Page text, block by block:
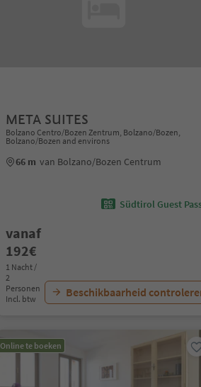
META SUITES
Bolzano Centro/Bozen Zentrum, Bolzano/Bozen,
Bolzano/Bozen and environs
66 m van Bolzano/Bozen Centrum
Südtirol Guest
vanaf
192€
1 Nacht /
2
Personen
Incl. btw
Beschikbaarheid
Online te boeken